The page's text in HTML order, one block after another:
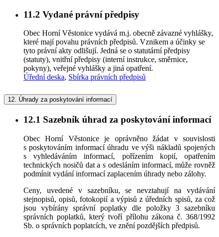
11.2 Vydané právní předpisy
Obec Horní Věstonice vydává m.j. obecně závazné vyhlášky,
které mají povahu právních předpisů. Vznikem a účinky se
tyto právní akty odlišují. Jedná se o statutární předpisy
(statuty), vnitřní předpisy (interní instrukce, směrnice,
pokyny), veřejné vyhlášky a jiná opatření.
Úřední deska, Sbírka právních předpisů
12. Úhrady za poskytování informací
12.1 Sazebník úhrad za poskytování informací
Obec Horní Věstonice je oprávněno žádat v souvislosti
s poskytováním informací úhradu ve výši nákladů spojených
s vyhledáváním informací, pořízením kopií, opatřením
technických nosičů dat a s odesláním informací, může rovněž
podmínit vydání informací zaplacením úhrady nebo zálohy.
Ceny, uvedené v sazebníku, se nevztahují na vydávání
stejnopisů, opisů, fotokopií a výpisů z úředních spisů, za což
jsou vybírány správní poplatky dle položky 3 sazebníku
správních poplatků, který tvoří přílohu zákona č. 368/1992
Sb. o správních poplatcích, ve znění pozdějších předpisů.